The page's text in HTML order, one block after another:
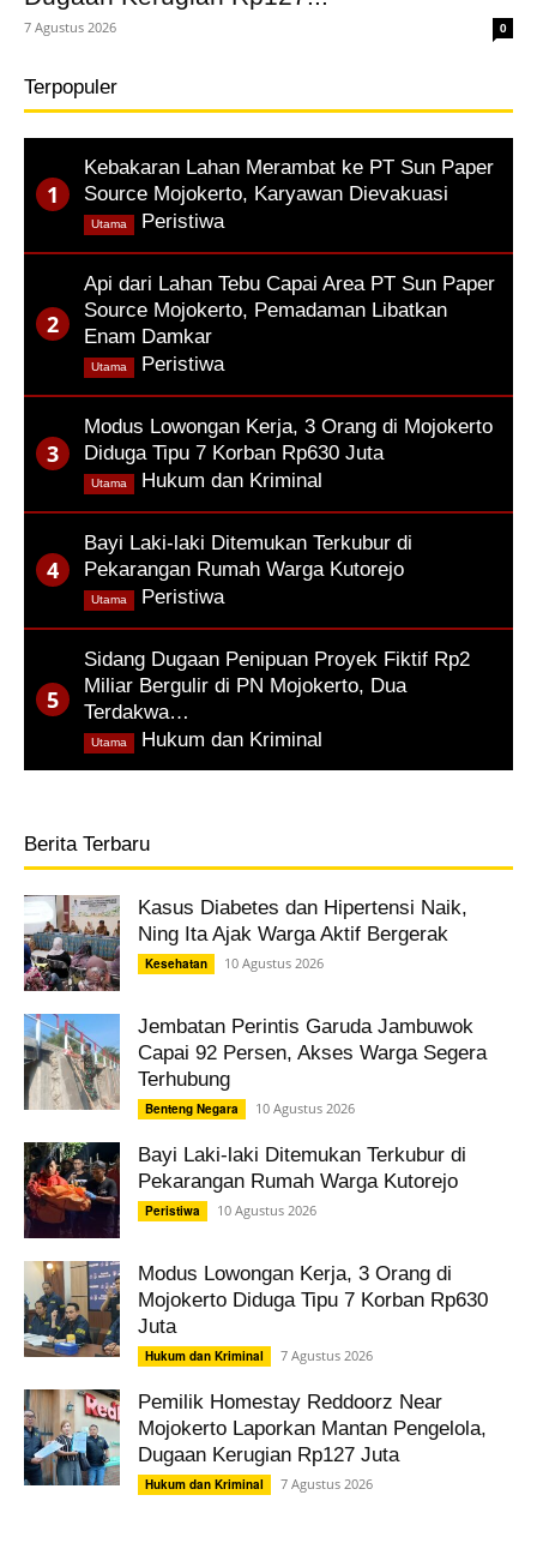
7 Agustus 2026 0
Terpopuler
Kebakaran Lahan Merambat ke PT Sun Paper
Source Mojokerto, Karyawan Dievakuasi
Peristiwa
Utama
Api dari Lahan Tebu Capai Area PT Sun Paper
Source Mojokerto, Pemadaman Libatkan
Enam Damkar
Peristiwa
Utama
Modus Lowongan Kerja, 3 Orang di Mojokerto
Diduga Tipu 7 Korban Rp630 Juta
Hukum dan Kriminal
Utama
Bayi Laki-laki Ditemukan Terkubur di
Pekarangan Rumah Warga Kutorejo
Peristiwa
Utama
Sidang Dugaan Penipuan Proyek Fiktif Rp2
Miliar Bergulir di PN Mojokerto, Dua
Terdakwa…
Hukum dan Kriminal
Utama
Berita Terbaru
Kasus Diabetes dan Hipertensi Naik,
Ning Ita Ajak Warga Aktif Bergerak
Kesehatan 10 Agustus 2026
Jembatan Perintis Garuda Jambuwok
Capai 92 Persen, Akses Warga Segera
Terhubung
Benteng Negara 10 Agustus 2026
Bayi Laki-laki Ditemukan Terkubur di
Pekarangan Rumah Warga Kutorejo
Peristiwa 10 Agustus 2026
Modus Lowongan Kerja, 3 Orang di
Mojokerto Diduga Tipu 7 Korban Rp630
Juta
Hukum dan Kriminal 7 Agustus 2026
Pemilik Homestay Reddoorz Near
Mojokerto Laporkan Mantan Pengelola,
Dugaan Kerugian Rp127 Juta
Hukum dan Kriminal 7 Agustus 2026